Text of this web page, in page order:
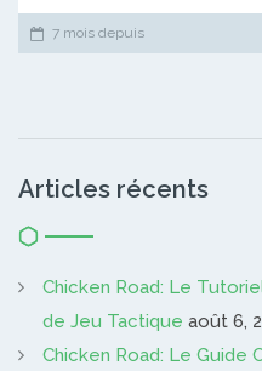
7 mois depuis
Articles récents
Chicken Road: Le
de Jeu Tactique août 6,
Chicken Road: Le Guide